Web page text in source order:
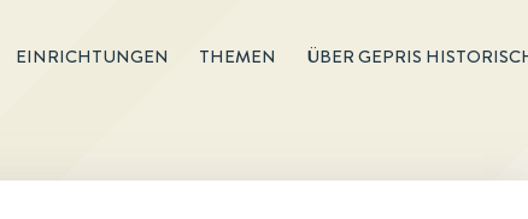
EINRICHTUNGEN THEMEN ÜBER GEPRIS